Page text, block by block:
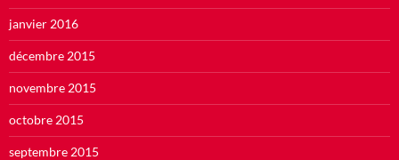
janvier 2016
décembre 2015
novembre 2015
octobre 2015
septembre 2015